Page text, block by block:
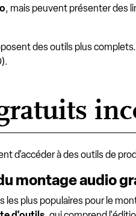
, mais peuvent présenter des
des outils plus
d'accéder à des outils de
montage audio
les plus populaires pour le